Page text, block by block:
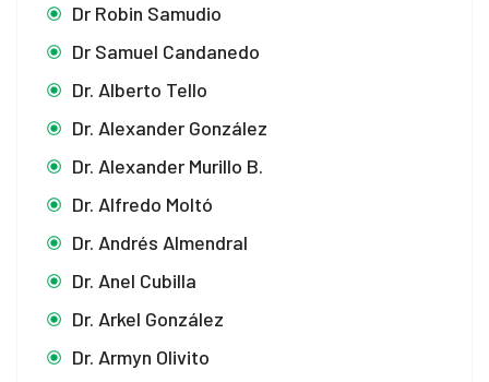
Dr Robin Samudio
Dr Samuel Candanedo
Dr. Alberto Tello
Dr. Alexander González
Dr. Alexander Murillo B.
Dr. Alfredo Moltó
Dr. Andrés Almendral
Dr. Anel Cubilla
Dr. Arkel González
Dr. Armyn Olivito